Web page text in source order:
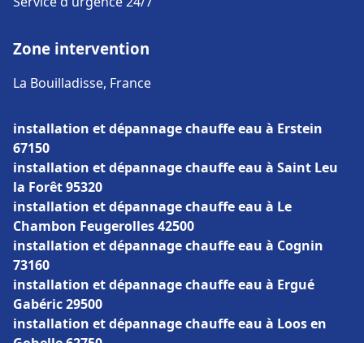
Zone intervention
La Bouilladisse, France
installation et dépannage chauffe eau à Erstein
67150
installation et dépannage chauffe eau à Saint Leu
la Forêt 95320
installation et dépannage chauffe eau à Le
Chambon Feugerolles 42500
installation et dépannage chauffe eau à Cognin
73160
installation et dépannage chauffe eau à Ergué
Gabéric 29500
installation et dépannage chauffe eau à Loos en